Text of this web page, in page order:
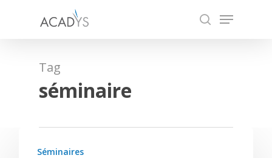
search
Menu
Tag
séminaire
Séminaires